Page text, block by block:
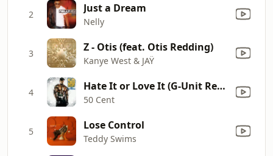
2 Just a Dream
Nelly
3 Z - Otis (feat. Otis Redding)
Kanye West & JAŸ
4 Hate It or Love It (G-Unit Remix) [feat. The Game, Tony Yayo, Young Buck & Lloyd Banks]
50 Cent
5 Lose Control
Teddy Swims